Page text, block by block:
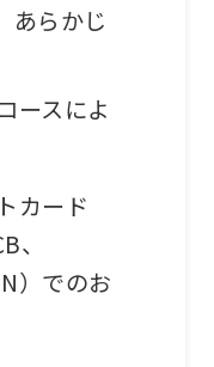
あらかじ
コースによ
カード
、
）でのお